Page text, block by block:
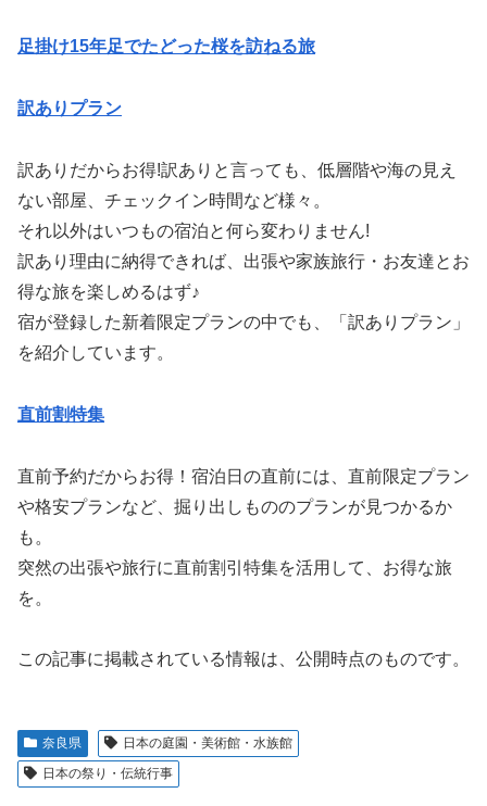
足掛け15年足でたどった桜を訪ねる旅
訳ありプラン
訳ありだからお得!訳ありと言っても、低層階や海の見え
ない部屋、チェックイン時間など様々。
それ以外はいつもの宿泊と何ら変わりません!
訳あり理由に納得できれば、出張や家族旅行・お友達とお
得な旅を楽しめるはず♪
宿が登録した新着限定プランの中でも、「訳ありプラン」
を紹介しています。
直前割特集
直前予約だからお得！宿泊日の直前には、直前限定プラン
や格安プランなど、掘り出しもののプランが見つかるか
も。
突然の出張や旅行に直前割引特集を活用して、お得な旅
を。
この記事に掲載されている情報は、公開時点のものです。
奈良県
日本の庭園・美術館・水族館
日本の祭り・伝統行事